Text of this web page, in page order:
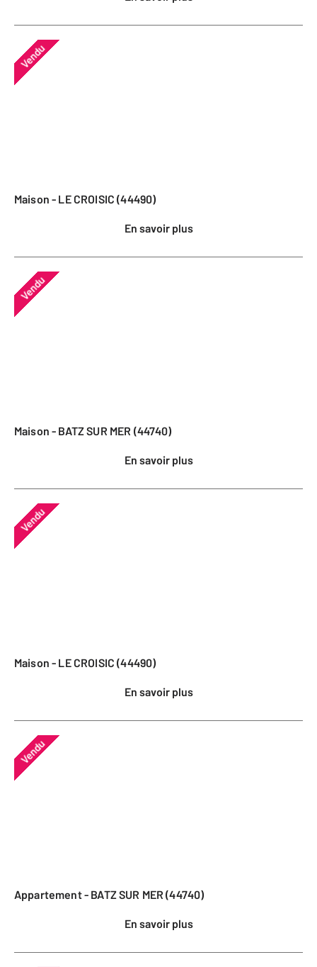
Vendu
Maison - LE CROISIC (44490)
En savoir plus
Vendu
Maison - BATZ SUR MER (44740)
En savoir plus
Vendu
Maison - LE CROISIC (44490)
En savoir plus
Vendu
Appartement - BATZ SUR MER (44740)
En savoir plus